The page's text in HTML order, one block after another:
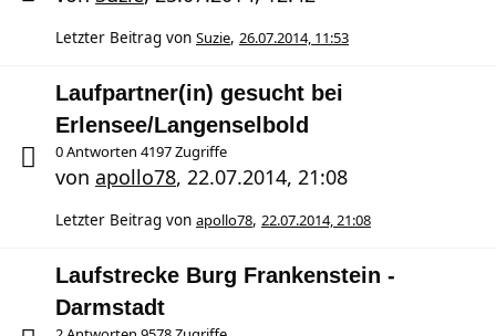
Letzter Beitrag von Suzie, 26.07.2014, 11:53
Laufpartner(in) gesucht bei
Erlensee/Langenselbold
0 Antworten 4197 Zugriffe
von apollo78, 22.07.2014, 21:08
Letzter Beitrag von apollo78, 22.07.2014, 21:08
Laufstrecke Burg Frankenstein -
Darmstadt